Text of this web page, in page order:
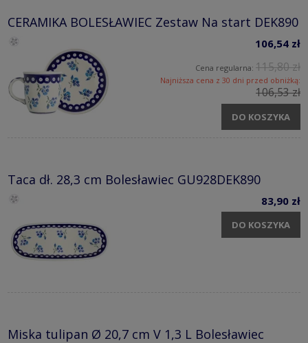
CERAMIKA BOLESŁAWIEC Zestaw Na start DEK890
106,54 zł
Cena regularna: 115,80 zł
Najniższa cena z 30 dni przed obniżką:
106,53 zł
DO KOSZYKA
Taca dł. 28,3 cm Bolesławiec GU928DEK890
83,90 zł
DO KOSZYKA
Miska tulipan Ø 20,7 cm V 1,3 L Bolesławiec